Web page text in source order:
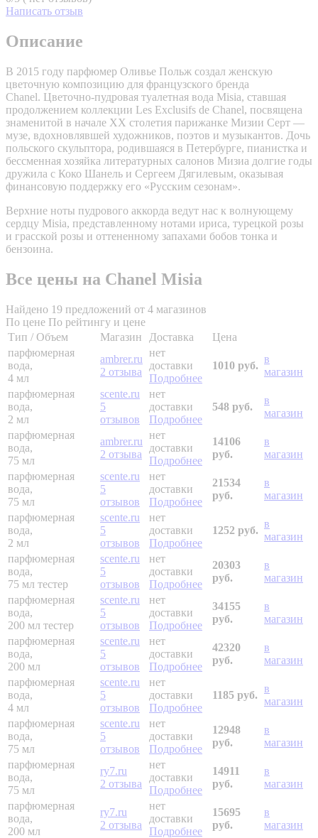
Написать отзыв
Описание
В 2015 году парфюмер Оливье Польж создал женскую
цветочную композицию для французского бренда
Chanel. Цветочно-пудровая туалетная вода Misia, ставшая
продолжением коллекции Les Exclusifs de Chanel, посвящена
знаменитой в начале XX столетия парижанке Мизии Серт —
музе, вдохновлявшей художников, поэтов и музыкантов. Дочь
польского скульптора, родившаяся в Петербурге, пианистка и
бессменная хозяйка литературных салонов Мизиа долгие годы
дружила с Коко Шанель и Сергеем Дягилевым, оказывая
финансовую поддержку его «Русским сезонам».
Верхние ноты пудрового аккорда ведут нас к волнующему
сердцу Misia, представленному нотами ириса, турецкой розы
и грасской розы и оттененному запахами бобов тонка и
бензоина.
Все цены на Chanel Misia
Найдено 19 предложений от 4 магазинов
По цене По рейтингу и цене
Тип / Объем
Магазин Доставка
Цена
парфюмерная
вода,
4 мл
ambrer.ru
2 отзыва
нет
доставки
Подробнее
1010 руб.
в
магазин
парфюмерная
вода,
2 мл
scente.ru
5
отзывов
нет
доставки
Подробнее
548 руб.
в
магазин
парфюмерная
вода,
75 мл
ambrer.ru
2 отзыва
нет
доставки
Подробнее
14106
руб.
в
магазин
парфюмерная
вода,
75 мл
scente.ru
5
отзывов
нет
доставки
Подробнее
21534
руб.
в
магазин
парфюмерная
вода,
2 мл
scente.ru
5
отзывов
нет
доставки
Подробнее
1252 руб.
в
магазин
парфюмерная
вода,
75 мл тестер
scente.ru
5
отзывов
нет
доставки
Подробнее
20303
руб.
в
магазин
парфюмерная
вода,
200 мл тестер
scente.ru
5
отзывов
нет
доставки
Подробнее
34155
руб.
в
магазин
парфюмерная
вода,
200 мл
scente.ru
5
отзывов
нет
доставки
Подробнее
42320
руб.
в
магазин
парфюмерная
вода,
4 мл
scente.ru
5
отзывов
нет
доставки
Подробнее
1185 руб.
в
магазин
парфюмерная
вода,
75 мл
scente.ru
5
отзывов
нет
доставки
Подробнее
12948
руб.
в
магазин
парфюмерная
вода,
75 мл
ry7.ru
2 отзыва
нет
доставки
Подробнее
14911
руб.
в
магазин
парфюмерная
вода,
200 мл
ry7.ru
2 отзыва
нет
доставки
Подробнее
15695
руб.
в
магазин